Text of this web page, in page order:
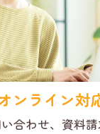
ンライン対
合わせ、資料